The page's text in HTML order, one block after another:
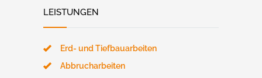
LEISTUNGEN
Erd- und Tiefbauarbeiten
Abbrucharbeiten